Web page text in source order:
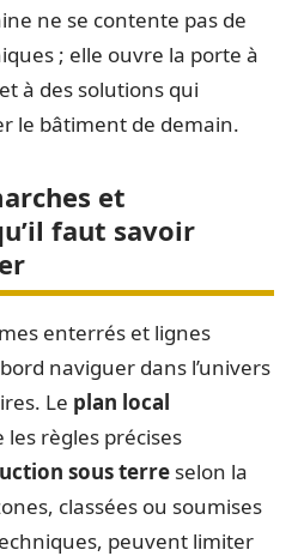
ne se contente pas de
; elle ouvre la porte à
à des solutions qui
le bâtiment de demain.
et
faut savoir
enterrés et lignes
naviguer dans l’univers
Le plan local
les règles précises
sous terre selon la
classées ou soumises
peuvent limiter